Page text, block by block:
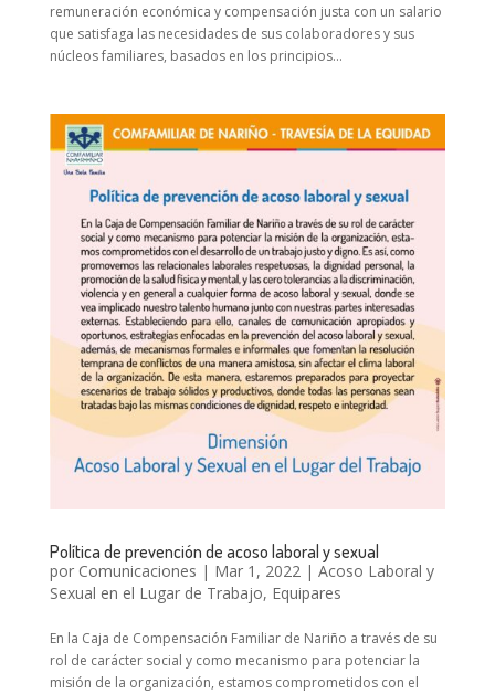
remuneración económica y compensación justa con un salario
que satisfaga las necesidades de sus colaboradores y sus
núcleos familiares, basados en los principios...
Política de prevención de acoso laboral y sexual
por Comunicaciones | Mar 1, 2022| Acoso Laboral y
Sexual en el Lugar de Trabajo, Equipares
En la Caja de Compensación Familiar de Nariño a través de su
rol de carácter social y como mecanismo para potenciar la
misión de la organización, estamos comprometidos con el